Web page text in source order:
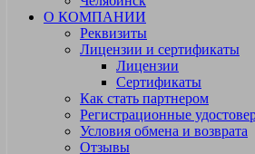
О КОМПАНИИ
Реквизиты
Лицензии и сертификаты
Лицензии
Сертификаты
Как стать партнером
Регистрационные
Условия обмена и возврата
Отзывы